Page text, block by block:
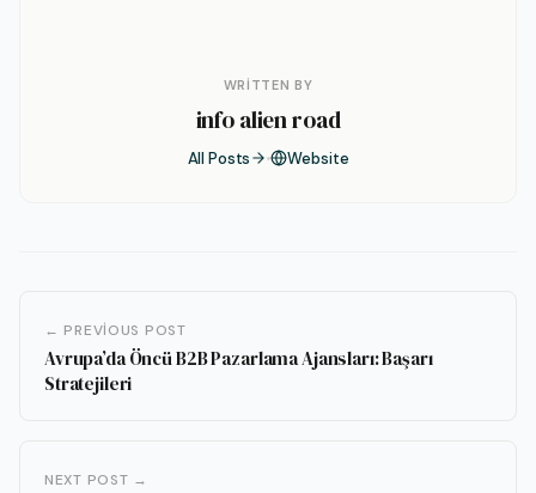
WRITTEN BY
info alien road
All Posts Website
← PREVIOUS POST
Avrupa’da Öncü B2B Pazarlama Ajansları: Başarı
Stratejileri
NEXT POST →